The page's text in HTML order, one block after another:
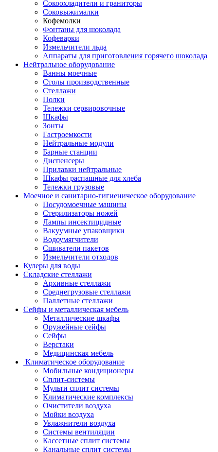
Сокоохладители и граниторы
Соковыжималки
Кофемолки
Фонтаны для шоколада
Кофеварки
Измельчители льда
Аппараты для приготовления горячего шоколада
Нейтральное оборудование
Ванны моечные
Столы производственные
Стеллажи
Полки
Тележки сервировочные
Шкафы
Зонты
Гастроемкости
Нейтральные модули
Барные станции
Диспенсеры
Прилавки нейтральные
Шкафы распашные для хлеба
Тележки грузовые
Моечное и санитарно-гигиеническое оборудование
Посудомоечные машины
Стерилизаторы ножей
Лампы инсектицидные
Вакуумные упаковщики
Водоумягчители
Сшиватели пакетов
Измельчители отходов
Кулеры для воды
Складские стеллажи
Архивные стеллажи
Среднегрузовые стеллажи
Паллетные стеллажи
Сейфы и металлическая мебель
Металлические шкафы
Оружейные сейфы
Сейфы
Верстаки
Медицинская мебель
Климатическое оборудование
Мобильные кондиционеры
Сплит-системы
Мульти сплит системы
Климатические комплексы
Очистители воздуха
Мойки воздуха
Увлажнители воздуха
Системы вентиляции
Кассетные сплит системы
Канальные сплит системы